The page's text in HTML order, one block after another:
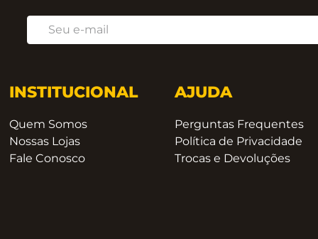
INSTITUCIONAL
Quem Somos
Nossas Lojas
Fale Conosco
AJUDA
Perguntas Frequentes
Política de Privacidade
Trocas e Devoluções